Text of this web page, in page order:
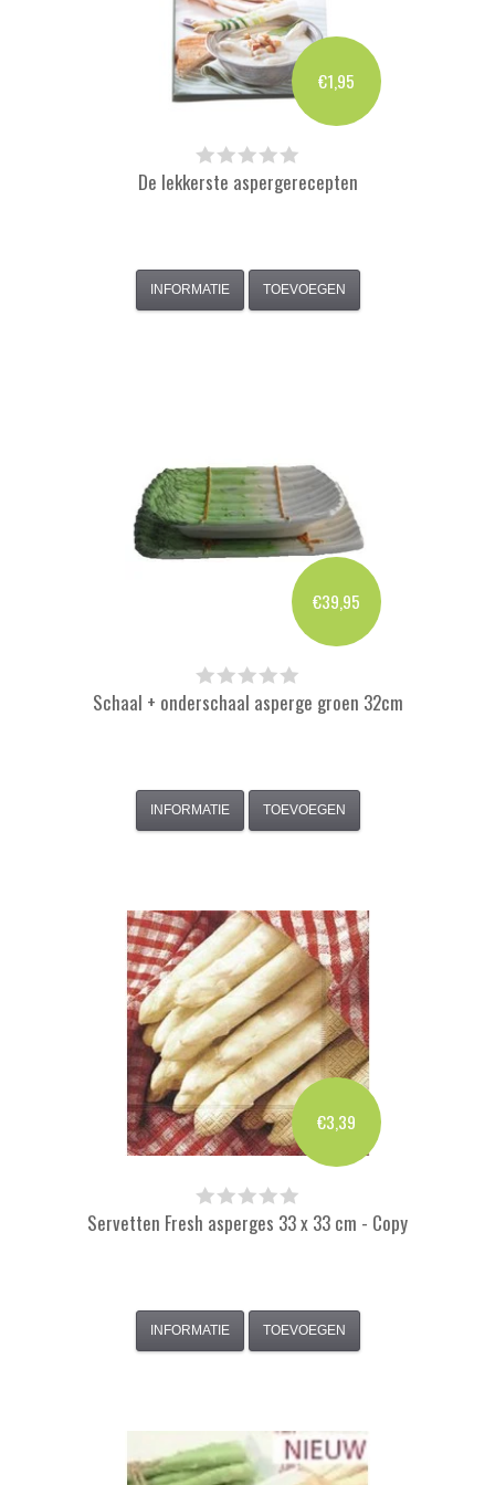
€1,95
De lekkerste aspergerecepten
INFORMATIE TOEVOEGEN
€39,95
Schaal + onderschaal asperge groen 32cm
INFORMATIE TOEVOEGEN
€3,39
Servetten Fresh asperges 33 x 33 cm - Copy
INFORMATIE TOEVOEGEN